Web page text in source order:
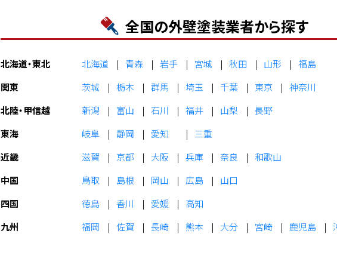
全国の外壁塗装業者から探す
北海道・東北 北海道 青森 岩手 宮城 秋田 山形
福島
関東
茨城 栃木 群馬 埼玉 千葉 東京
神奈川
北陸・甲信越
新潟 富山 石川 福井 山梨
長野
東海
岐阜 静岡 愛知
三重
近畿
滋賀 京都 大阪 兵庫 奈良
和歌山
中国
鳥取 島根 岡山 広島
山口
四国
徳島 香川 愛媛
高知
九州
福岡 佐賀 長崎 熊本 大分 宮崎 鹿児島